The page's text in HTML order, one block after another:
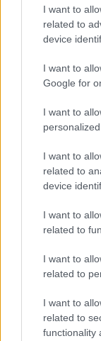
I want to
related to
device
I want to
Google for
I want to
I want to
related to
device
I want to
related to
I want to
related to
I want to
related to
functionality
Φυτικές ίνες